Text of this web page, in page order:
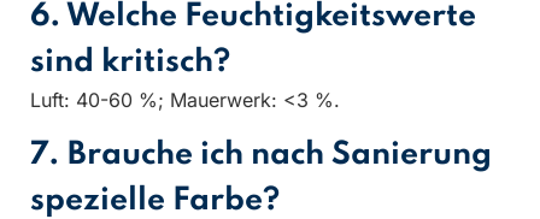
6. Welche Feuchtigkeitswerte
sind kritisch?
Luft: 40-60 %; Mauerwerk: <3 %.
7. Brauche ich nach Sanierung
spezielle Farbe?